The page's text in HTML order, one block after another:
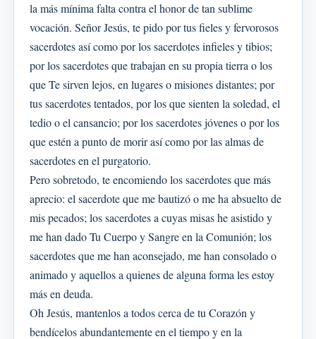
la más mínima falta contra el honor de tan sublime
vocación. Señor Jesús, te pido por tus fieles y fervorosos
sacerdotes así como por los sacerdotes infieles y tibios;
por los sacerdotes que trabajan en su propia tierra o los
que Te sirven lejos, en lugares o misiones distantes; por
tus sacerdotes tentados, por los que sienten la soledad, el
tedio o el cansancio; por los sacerdotes jóvenes o por los
que estén a punto de morir así como por las almas de
sacerdotes en el purgatorio.
Pero sobretodo, te encomiendo los sacerdotes que más
aprecio: el sacerdote que me bautizó o me ha absuelto de
mis pecados; los sacerdotes a cuyas misas he asistido y
me han dado Tu Cuerpo y Sangre en la Comunión; los
sacerdotes que me han aconsejado, me han consolado o
animado y aquellos a quienes de alguna forma les estoy
más en deuda.
Oh Jesús, mantenlos a todos cerca de tu Corazón y
bendícelos abundantemente en el tiempo y en la